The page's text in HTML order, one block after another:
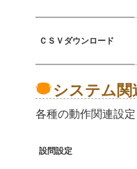
ＣＳＶダウンロード
システム関
各種の動作関連設
設問設定